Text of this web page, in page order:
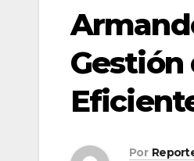
Gestión
Por